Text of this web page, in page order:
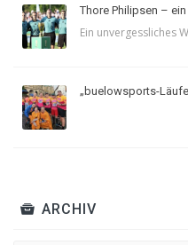
Thore Philipsen –
Ein unvergessliches
„buelowsports-
ARCHIV